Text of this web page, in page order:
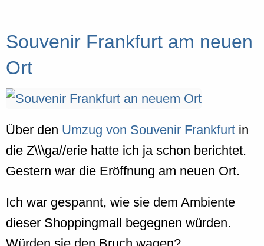
Souvenir Frankfurt am neuen
Ort
Über den Umzug von Souvenir Frankfurt in
die Z\\\ga//erie hatte ich ja schon berichtet.
Gestern war die Eröffnung am neuen Ort.
Ich war gespannt, wie sie dem Ambiente
dieser Shoppingmall begegnen würden.